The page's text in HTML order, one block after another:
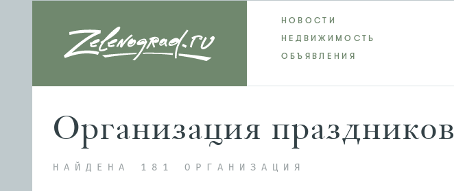
НОВОСТИ
НЕДВИЖИМОСТЬ
ОБЪЯВЛЕНИЯ
Организация праздников
НАЙДЕНА 181 ОРГАНИЗАЦИЯ